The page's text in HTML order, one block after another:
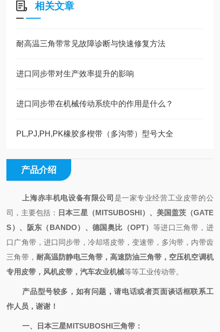
相关文章
耐高温三角带常见故障诊断与快速修复方法
进口同步带对生产效率提升的影响
进口同步带在机械传动系统中的作用是什么？
PL,PJ,PH,PK橡胶多楔带（多沟带）型号大全
产品介绍
上海赤丰机电设备有限公司 是一家专业经营工业皮带的公
司，主要包括： 日本三星（MITSUBOSHI）、美国盖茨（GATE
S）、阪东（BANDO）、德国奥比（OPT） 等进口三角带，进
口广角带，进口同步带，冷却塔皮带，变速带，多沟带，内带齿
三角带， 耐高温防静电三角带，高速防油三角带，空压机空调机
专用皮带，风机皮带，汽车农业机械等等工业传动带。
产品型号较多，如有问题，请电话或者页面谈话框联系工
作人员，谢谢！
一、 日本三星MITSUBOSHI三角带：